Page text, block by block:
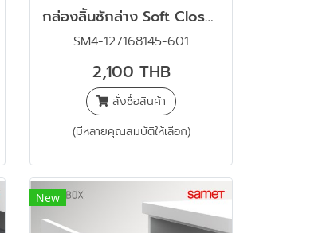
กล่องลิ้นชักล่าง Soft Close รุ่น Flowbox (H192 พร้อมราว Gallery) ขนาด 500 มม.
SM4-127168145-601
2,100 THB
สั่งซื้อสินค้า
(มีหลายคุณสมบัติให้เลือก)
New